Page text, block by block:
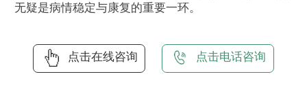
无疑是病情稳定与康复的重要一环。
点击在线咨询 点击电话咨询